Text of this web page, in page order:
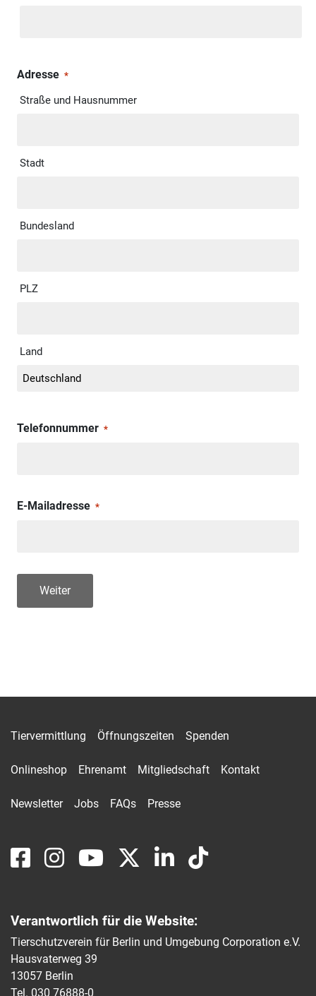
Adresse *
Straße und Hausnummer
Stadt
Bundesland
PLZ
Land
Telefonnummer *
E-Mailadresse *
Weiter
Tiervermittlung Öffnungszeiten Spenden
Onlineshop Ehrenamt Mitgliedschaft Kontakt
Newsletter Jobs FAQs Presse
Verantwortlich für die Website:
Tierschutzverein für Berlin und Umgebung Corporation e.V.
Hausvaterweg 39
13057 Berlin
Tel. 030 76888-0